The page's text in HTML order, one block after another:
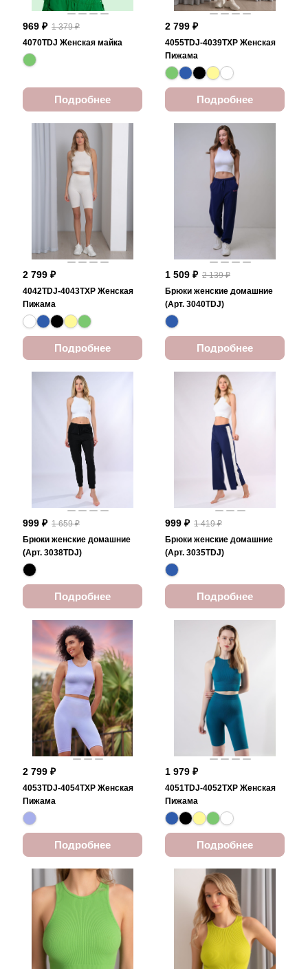
969 ₽ 1 379 ₽
4070TDJ Женская майка
Подробнее
2 799 ₽
4055TDJ-4039TXP Женская
Пижама
Подробнее
2 799 ₽
4042TDJ-4043TXP Женская
Пижама
Подробнее
1 509 ₽ 2 139 ₽
Брюки женские домашние
(Арт. 3040TDJ)
Подробнее
999 ₽ 1 659 ₽
Брюки женские домашние
(Арт. 3038TDJ)
Подробнее
999 ₽ 1 419 ₽
Брюки женские домашние
(Арт. 3035TDJ)
Подробнее
2 799 ₽
4053TDJ-4054TXP Женская
Пижама
Подробнее
1 979 ₽
4051TDJ-4052TXP Женская
Пижама
Подробнее